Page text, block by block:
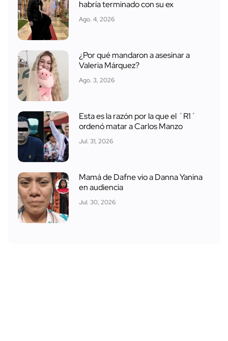
habría terminado con su ex
Ago. 4, 2026
¿Por qué mandaron a asesinar a
Valeria Márquez?
Ago. 3, 2026
Esta es la razón por la que el ´R1´
ordenó matar a Carlos Manzo
Jul. 31, 2026
Mamá de Dafne vio a Danna Yanina
en audiencia
Jul. 30, 2026